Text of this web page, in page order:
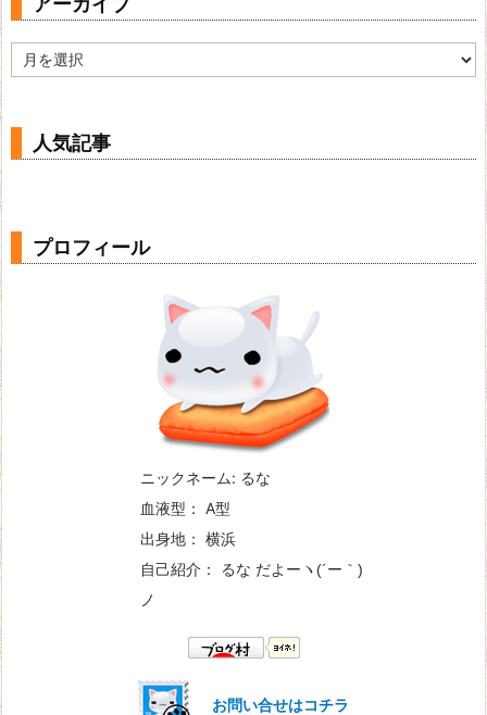
ー
人気記事
プロフィール
ニックネーム: るな
血液型： A型
出身地： 横浜
自己紹介： るな だよー ヽ(´ー｀)
ノ
お問い合せはコチラ